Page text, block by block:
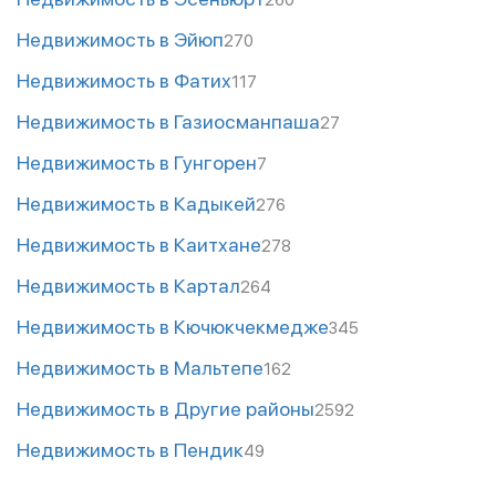
Недвижимость в Эйюп270
Недвижимость в Фатих117
Недвижимость в Газиосманпаша27
Недвижимость в Гунгорен7
Недвижимость в Кадыкей276
Недвижимость в Каитхане278
Недвижимость в Картал264
Недвижимость в Кючюкчекмедже345
Недвижимость в Мальтепе162
Недвижимость в Другие районы2592
Недвижимость в Пендик49